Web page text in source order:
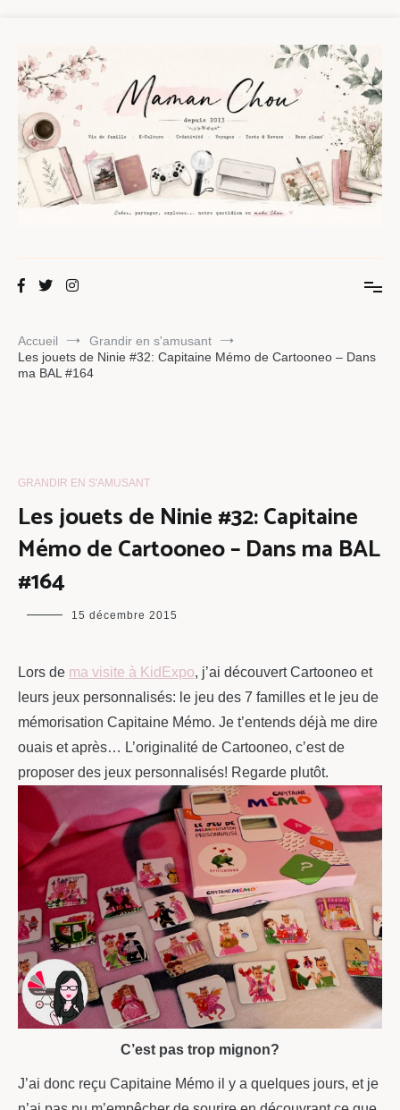
contenu
Maman Chou
Accueil
Grandir en s'amusant
Les jouets de Ninie #32: Capitaine Mémo de Cartooneo – Dans
ma BAL #164
GRANDIR EN S'AMUSANT
Les jouets de Ninie #32: Capitaine
Mémo de Cartooneo – Dans ma BAL
#164
maman
15 décembre 2015
Lors de ma visite à KidExpo, j’ai découvert Cartooneo et
leurs jeux personnalisés: le jeu des 7 familles et le jeu de
mémorisation Capitaine Mémo. Je t’entends déjà me dire
ouais et après… L’originalité de Cartooneo, c’est de
proposer des jeux personnalisés! Regarde plutôt.
C’est pas trop mignon?
J’ai donc reçu Capitaine Mémo il y a quelques jours, et je